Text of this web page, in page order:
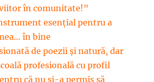
în comunitate!”
esenţial pentru a
în bine
de poezii și natură, dar
profesională cu profil
că nu și-a permis să